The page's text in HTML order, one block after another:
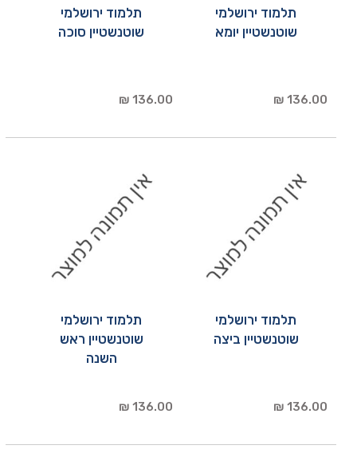
תלמוד ירושלמי
שוטנשטיין יומא
136.00 ₪
תלמוד ירושלמי
שוטנשטיין סוכה
136.00 ₪
תלמוד ירושלמי
שוטנשטיין ביצה
136.00 ₪
תלמוד ירושלמי
שוטנשטיין ראש
השנה
136.00 ₪